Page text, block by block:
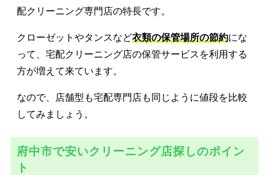
配クリーニング専門店の特長です。
クローゼットやタンスなど衣類の保管場所の節約にな
って、宅配クリーニング店の保管サービスを利用する
方が増えて来ています。
なので、店舗型も宅配専門店も同じように値段を比較
してみましょう。
府中市で安いクリーニング店探しのポイン
ト